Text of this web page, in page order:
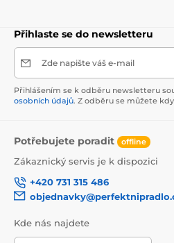
Přihlaste se do newsletteru
Zde napište váš e-mail
Přihlášením se k odběru newsletteru
osobních údajů. Z odběru se můžete
Potřebujete poradit offline
Zákaznický servis je k dispozici
+420 731 315 486
Kde nás najdete